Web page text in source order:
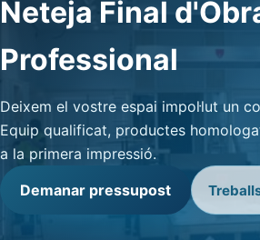
Neteja Final
Professional
Deixem el vostre espai impol·lut un
Equip qualificat, productes
a la primera impressió.
Demanar pressupost